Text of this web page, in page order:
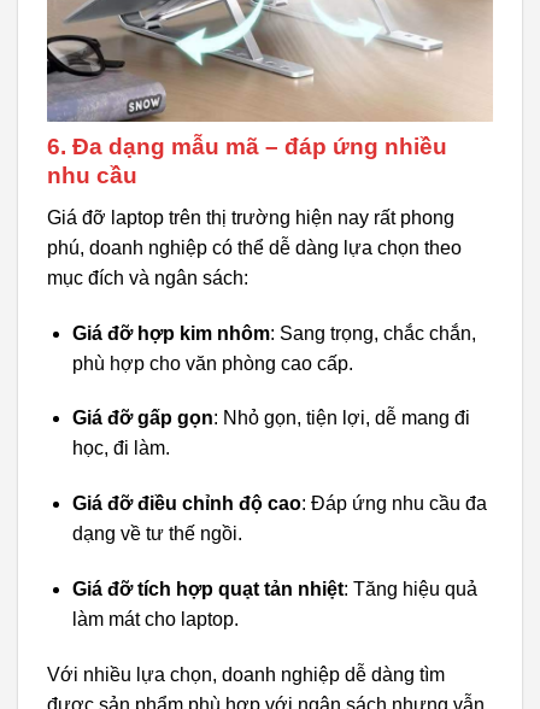
6. Đa dạng mẫu mã – đáp ứng nhiều
nhu cầu
Giá đỡ laptop trên thị trường hiện nay rất phong
phú, doanh nghiệp có thể dễ dàng lựa chọn theo
mục đích và ngân sách:
Giá đỡ hợp kim nhôm: Sang trọng, chắc chắn,
phù hợp cho văn phòng cao cấp.
Giá đỡ gấp gọn: Nhỏ gọn, tiện lợi, dễ mang đi
học, đi làm.
Giá đỡ điều chỉnh độ cao: Đáp ứng nhu cầu đa
dạng về tư thế ngồi.
Giá đỡ tích hợp quạt tản nhiệt: Tăng hiệu quả
làm mát cho laptop.
Với nhiều lựa chọn, doanh nghiệp dễ dàng tìm
được sản phẩm phù hợp với ngân sách nhưng vẫn